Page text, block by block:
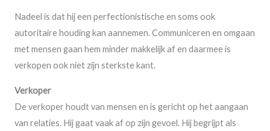
Nadeel is dat hij een perfectionistische en soms ook
autoritaire houding kan aannemen. Communiceren en omgaan
met mensen gaan hem minder makkelijk af en daarmee is
verkopen ook niet zijn sterkste kant.
Verkoper
De verkoper houdt van mensen en is gericht op het aangaan
van relaties. Hij gaat vaak af op zijn gevoel. Hij begrijpt als